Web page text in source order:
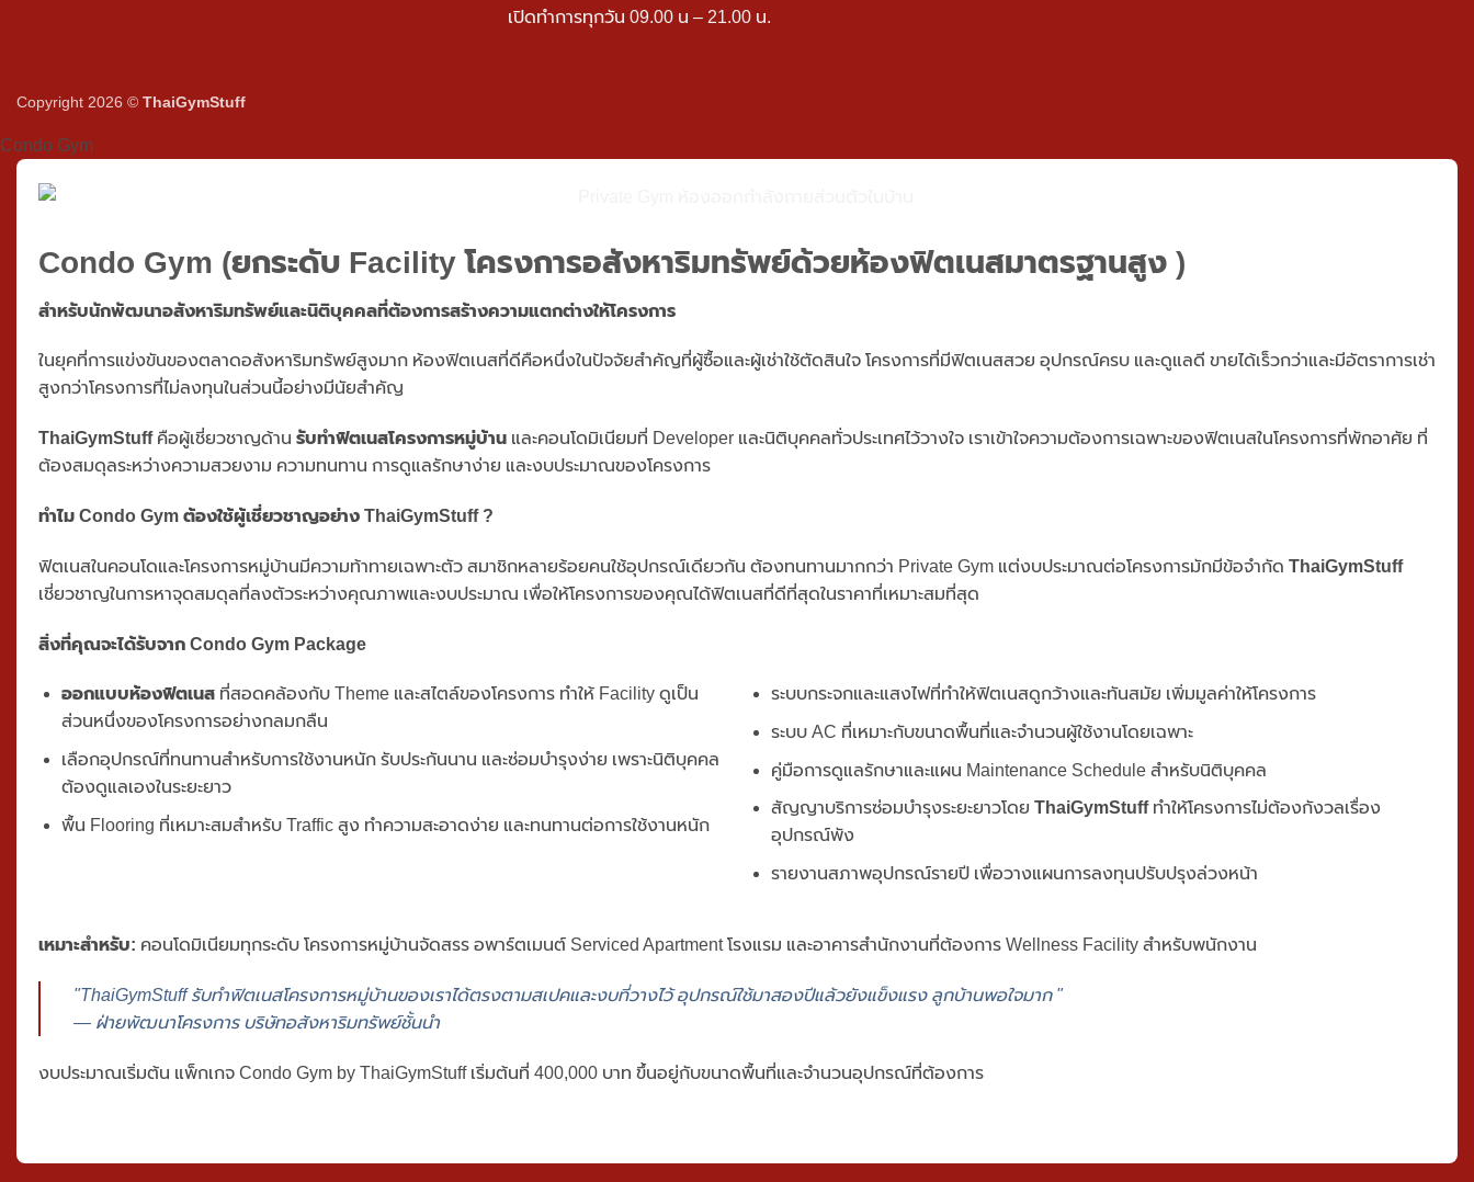
เปิดทำการทุกวัน 09.00 น – 21.00 น.
Copyright 2026 © ThaiGymStuff
Condo Gym
Condo Gym (ยกระดับ Facility โครงการอสังหาริมทรัพย์ด้วยห้องฟิตเนสมาตรฐานสูง )
สำหรับนักพัฒนาอสังหาริมทรัพย์และนิติบุคคลที่ต้องการสร้างความแตกต่างให้โครงการ
ในยุคที่การแข่งขันของตลาดอสังหาริมทรัพย์สูงมาก ห้องฟิตเนสที่ดีคือหนึ่งในปัจจัยสำคัญที่ผู้ซื้อและผู้เช่าใช้ตัดสินใจ โครงการที่มีฟิตเนสสวย อุปกรณ์ครบ และดูแลดี ขายได้เร็วกว่าและมีอัตราการเช่า
สูงกว่าโครงการที่ไม่ลงทุนในส่วนนี้อย่างมีนัยสำคัญ
ThaiGymStuffคือผู้เชี่ยวชาญด้าน รับทำฟิตเนสโครงการหมู่บ้าน และคอนโดมิเนียมที่ Developer และนิติบุคคลทั่วประเทศไว้วางใจ เราเข้าใจความต้องการเฉพาะของฟิตเนสในโครงการที่พักอาศัย ที่
ต้องสมดุลระหว่างความสวยงาม ความทนทาน การดูแลรักษาง่าย และงบประมาณของโครงการ
ทำไม Condo Gym ต้องใช้ผู้เชี่ยวชาญอย่าง ThaiGymStuff ?
ฟิตเนสในคอนโดและโครงการหมู่บ้านมีความท้าทายเฉพาะตัว สมาชิกหลายร้อยคนใช้อุปกรณ์เดียวกัน ต้องทนทานมากกว่า Private Gym แต่งบประมาณต่อโครงการมักมีข้อจำกัด ThaiGymStuff
เชี่ยวชาญในการหาจุดสมดุลที่ลงตัวระหว่างคุณภาพและงบประมาณ เพื่อให้โครงการของคุณได้ฟิตเนสที่ดีที่สุดในราคาที่เหมาะสมที่สุด
สิ่งที่คุณจะได้รับจาก Condo Gym Package
ออกแบบห้องฟิตเนสที่สอดคล้องกับ Theme และสไตล์ของโครงการ ทำให้ Facility ดูเป็น
ส่วนหนึ่งของโครงการอย่างกลมกลืน
เลือกอุปกรณ์ที่ทนทานสำหรับการใช้งานหนัก รับประกันนาน และซ่อมบำรุงง่าย เพราะนิติบุคคล
ต้องดูแลเองในระยะยาว
พื้น Flooring ที่เหมาะสมสำหรับ Traffic สูง ทำความสะอาดง่าย และทนทานต่อการใช้งานหนัก
ระบบกระจกและแสงไฟที่ทำให้ฟิตเนสดูกว้างและทันสมัย เพิ่มมูลค่าให้โครงการ
ระบบ AC ที่เหมาะกับขนาดพื้นที่และจำนวนผู้ใช้งานโดยเฉพาะ
คู่มือการดูแลรักษาและแผน Maintenance Schedule สำหรับนิติบุคคล
สัญญาบริการซ่อมบำรุงระยะยาวโดย ThaiGymStuffทำให้โครงการไม่ต้องกังวลเรื่อง
อุปกรณ์พัง
รายงานสภาพอุปกรณ์รายปี เพื่อวางแผนการลงทุนปรับปรุงล่วงหน้า
เหมาะสำหรับ: คอนโดมิเนียมทุกระดับ โครงการหมู่บ้านจัดสรร อพาร์ตเมนต์ Serviced Apartment โรงแรม และอาคารสำนักงานที่ต้องการ Wellness Facility สำหรับพนักงาน
"ThaiGymStuff รับทำฟิตเนสโครงการหมู่บ้านของเราได้ตรงตามสเปคและงบที่วางไว้ อุปกรณ์ใช้มาสองปีแล้วยังแข็งแรง ลูกบ้านพอใจมาก "
— ฝ่ายพัฒนาโครงการ บริษัทอสังหาริมทรัพย์ชั้นนำ
งบประมาณเริ่มต้น แพ็กเกจ Condo Gym by ThaiGymStuffเริ่มต้นที่ 400,000 บาท ขึ้นอยู่กับขนาดพื้นที่และจำนวนอุปกรณ์ที่ต้องการ